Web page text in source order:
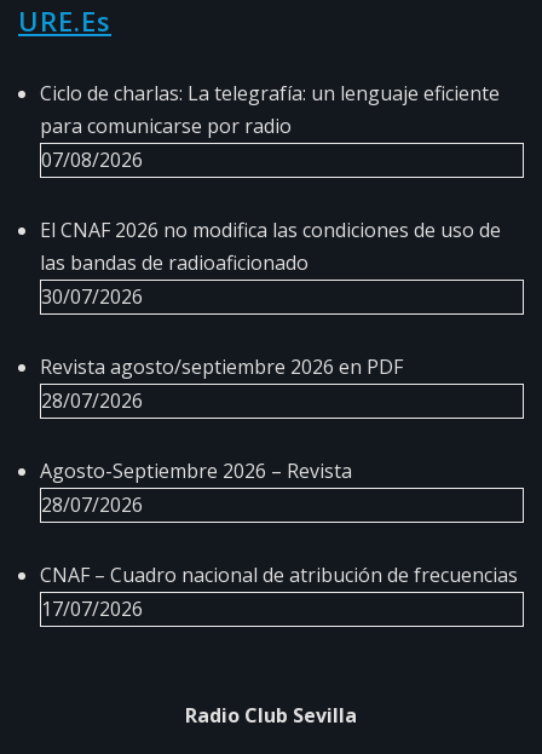
URE.es
Ciclo de charlas: La telegrafía: un lenguaje eficiente
para comunicarse por radio
07/08/2026
El CNAF 2026 no modifica las condiciones de uso de
las bandas de radioaficionado
30/07/2026
Revista agosto/septiembre 2026 en PDF
28/07/2026
Agosto-Septiembre 2026 – Revista
28/07/2026
CNAF – Cuadro nacional de atribución de frecuencias
17/07/2026
Radio Club Sevilla